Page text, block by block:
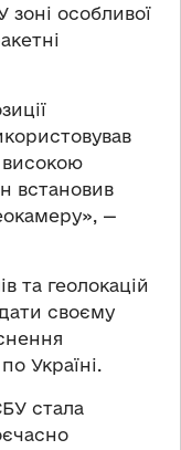
зоні особливої
високою
встановив
—
та геолокацій
своєму
Україні.
стала